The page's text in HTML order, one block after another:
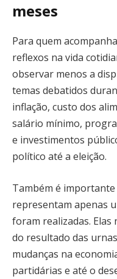
meses
Para quem
reflexos na vida
observar menos a
temas debatidos
inflação, custo dos
salário mínimo,
e investimentos
político até a eleição.
Também é
representam apenas
foram realizadas.
do resultado das
mudanças na
partidárias e até o